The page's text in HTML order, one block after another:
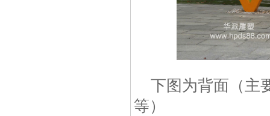
下图为背面（主
等）